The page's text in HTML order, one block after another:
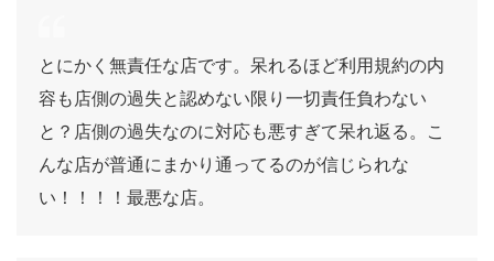
とにかく無責任な店です。呆れるほど利用規約の内
容も店側の過失と認めない限り一切責任負わない
と？店側の過失なのに対応も悪すぎて呆れ返る。こ
んな店が普通にまかり通ってるのが信じられな
い！！！！最悪な店。